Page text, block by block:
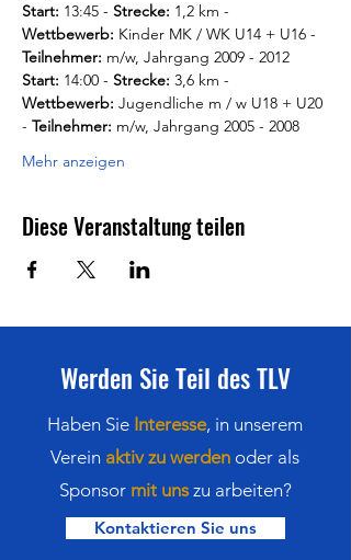
Start: 13:45 - Strecke: 1,2 km -
Wettbewerb: Kinder MK / WK U14 + U16 -
Teilnehmer: m/w, Jahrgang 2009 - 2012
Start: 14:00 - Strecke: 3,6 km -
Wettbewerb: Jugendliche m / w U18 + U20
- Teilnehmer: m/w, Jahrgang 2005 - 2008
Mehr anzeigen
Diese Veranstaltung teilen
Werden Sie Teil des TLV
Haben Sie Interesse, in unserem
Verein aktiv zu werden oder als
Sponsor mit unszu arbeiten?
Kontaktieren Sie uns